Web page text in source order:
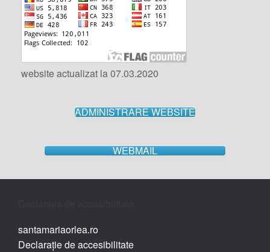
website actualizat la 07.03.2020
ADMINISTRARE WEBSITE
WEBMAIL
santamariaorlea.ro
Declarație de accesibilitate